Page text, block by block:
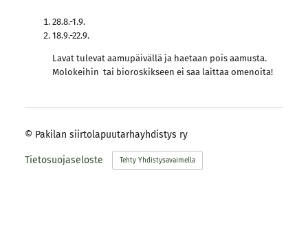
28.8.-1.9.
18.9.-22.9.
Lavat tulevat aamupäivällä ja haetaan pois aamusta.
Molokeihin tai bioroskikseen ei saa laittaa omenoita!
© Pakilan siirtolapuutarhayhdistys ry
Tietosuojaseloste Tehty Yhdistysavaimella